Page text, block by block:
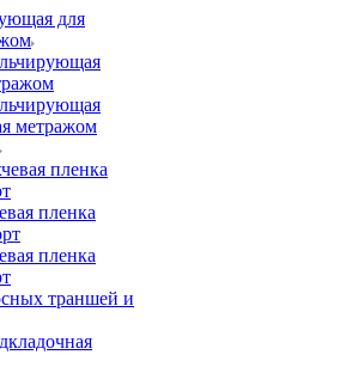
для
метражом
пленка
пленка
пленка
траншей и